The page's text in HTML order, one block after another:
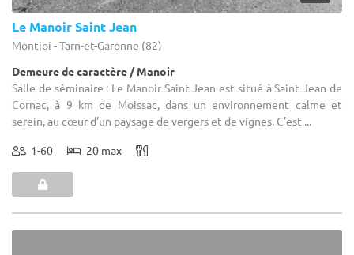
Le Manoir Saint Jean
Montjoi - Tarn-et-Garonne (82)
Demeure de caractère / Manoir
Salle de séminaire : Le Manoir Saint Jean est situé à Saint Jean de
Cornac, à 9 km de Moissac, dans un environnement calme et
serein, au cœur d’un paysage de vergers et de vignes. C’est ...
1-60 20 max